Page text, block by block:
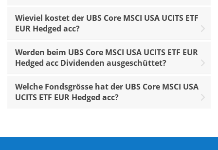
Wieviel kostet der UBS Core MSCI USA UCITS ETF
EUR Hedged acc?
Werden beim UBS Core MSCI USA UCITS ETF EUR
Hedged acc Dividenden ausgeschüttet?
Welche Fondsgrösse hat der UBS Core MSCI USA
UCITS ETF EUR Hedged acc?